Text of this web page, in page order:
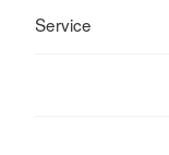
Service